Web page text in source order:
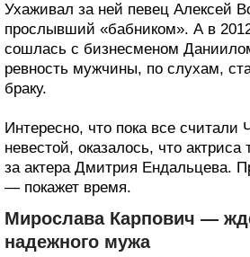
Ухаживал за ней певец Алексей
прослывший «бабником». А в
сошлась с бизнесменом
ревность мужчины, по слухам,
браку.
Интересно, что пока все считали
невестой, оказалось, что
за актера Дмитрия Ендальцева.
— покажет время.
Мирослава Карпович —
надежного мужа